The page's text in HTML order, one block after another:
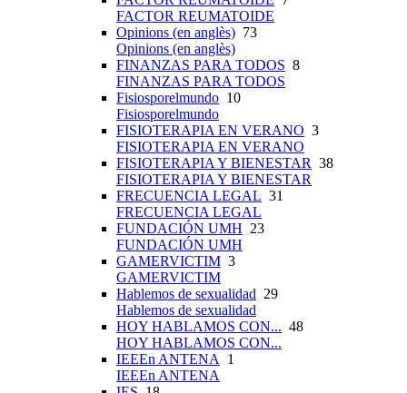
FACTOR REUMATOIDE
Opinions (en anglès) 73
Opinions (en anglès)
FINANZAS PARA TODOS 8
FINANZAS PARA TODOS
Fisiosporelmundo 10
Fisiosporelmundo
FISIOTERAPIA EN VERANO 3
FISIOTERAPIA EN VERANO
FISIOTERAPIA Y BIENESTAR 38
FISIOTERAPIA Y BIENESTAR
FRECUENCIA LEGAL 31
FRECUENCIA LEGAL
FUNDACIÓN UMH 23
FUNDACIÓN UMH
GAMERVICTIM 3
GAMERVICTIM
Hablemos de sexualidad 29
Hablemos de sexualidad
HOY HABLAMOS CON... 48
HOY HABLAMOS CON...
IEEEn ANTENA
1
IEEEn ANTENA